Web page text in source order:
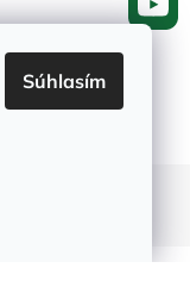
Súhlasím